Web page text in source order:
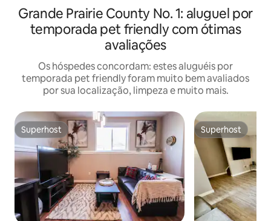
Grande Prairie County No. 1: aluguel por
temporada pet friendly com ótimas
avaliações
Os hóspedes concordam: estes aluguéis por
temporada pet friendly foram muito bem avaliados
por sua localização, limpeza e muito mais.
Superhost
Superhost Superhost
Superhost